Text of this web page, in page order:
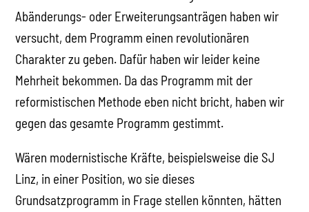
Abänderungs- oder Erweiterungsanträgen haben wir
versucht, dem Programm einen revolutionären
Charakter zu geben. Dafür haben wir leider keine
Mehrheit bekommen. Da das Programm mit der
reformistischen Methode eben nicht bricht, haben wir
gegen das gesamte Programm gestimmt.
Wären modernistische Kräfte, beispielsweise die SJ
Linz, in einer Position, wo sie dieses
Grundsatzprogramm in Frage stellen könnten, hätten